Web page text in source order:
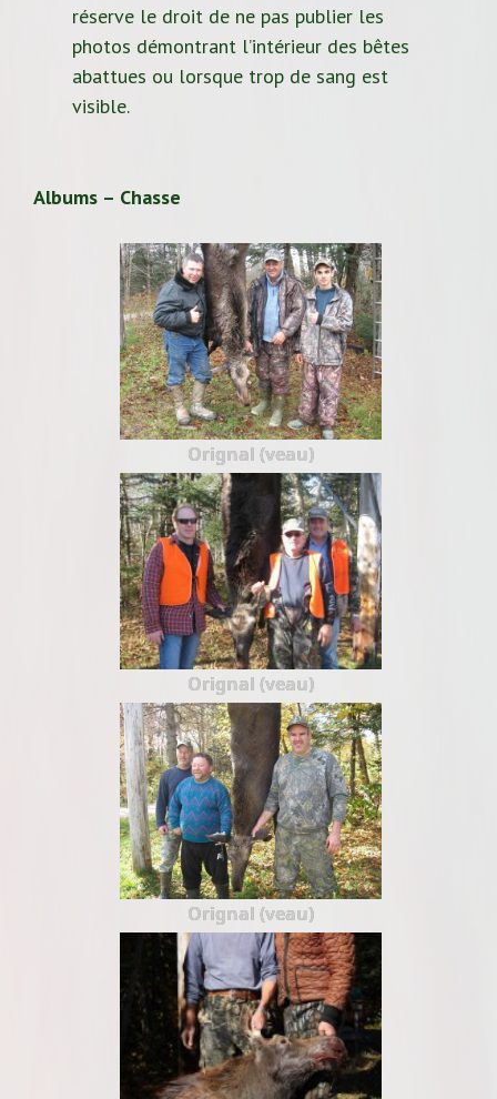
réserve le droit de ne pas publier les
photos démontrant l’intérieur des bêtes
abattues ou lorsque trop de sang est
visible.
Albums – Chasse
Orignal (veau)
Orignal (veau)
Orignal (veau)